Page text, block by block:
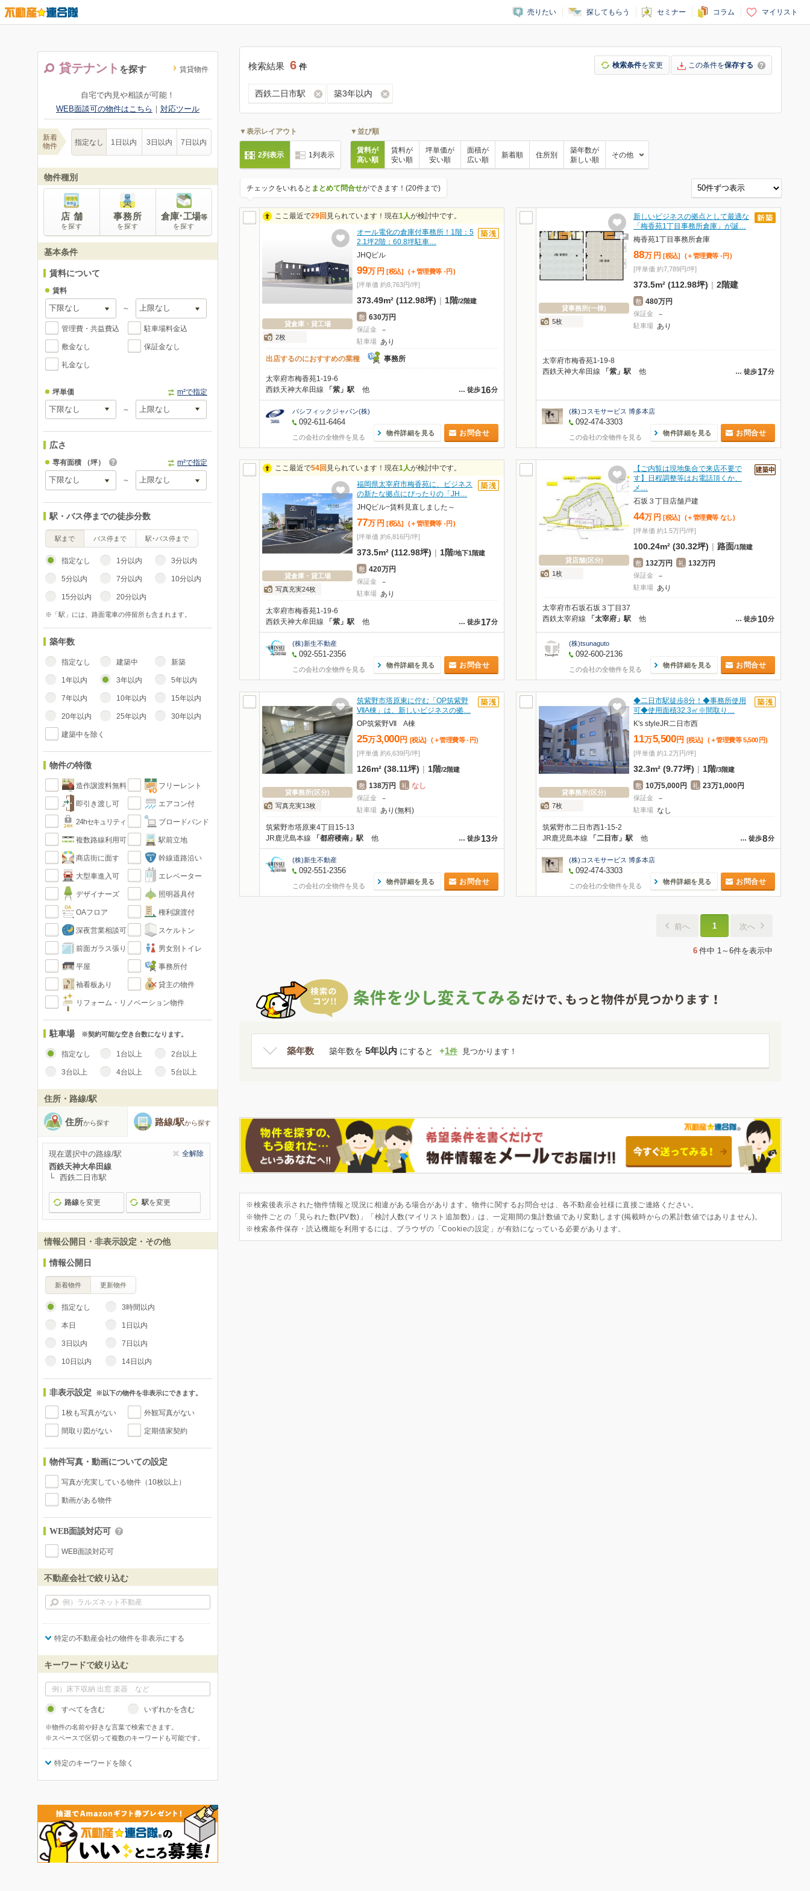
売りたい 探してもらう セミナー コラム マイリスト
貸テナント を探す 賃貸物件
自宅で内見や相談が可能！
WEB面談可の物件はこちら ｜ 対応ツール
新着
物件
指定なし 1日以内 3日以内 7日以内
物件種別
店 舗
を探す
事務所
を探す
倉庫･工場等
を探す
基本条件
賃料について
賃料
～
管理費・共益費込 駐車場料金込
敷金なし 保証金なし
礼金なし
坪単価 m²で指定
～
広さ
専有面積 （坪） m²で指定
～
駅・バス停までの徒歩分数
駅まで バス停まで 駅･バス停まで
指定なし 1分以内 3分以内
5分以内 7分以内 10分以内
15分以内 20分以内
※「駅」には、路面電車の停留所も含まれます。
築年数
指定なし 建築中 新築
1年以内 3年以内 5年以内
7年以内 10年以内 15年以内
20年以内 25年以内 30年以内
建築中を除く
物件の特徴
造作譲渡料無料 フリーレント
即引き渡し可 エアコン付
24hセキュリティ ブロードバンド
複数路線利用可 駅前立地
商店街に面す 幹線道路沿い
大型車進入可 エレベーター
デザイナーズ 照明器具付
OAフロア 権利譲渡付
深夜営業相談可 スケルトン
前面ガラス張り 男女別トイレ
平屋 事務所付
袖看板あり 貸主の物件
リフォーム・リノベーション物件
駐車場 ※契約可能な空き台数になります。
指定なし 1台以上 2台以上
3台以上 4台以上 5台以上
住所・路線/駅
住所から探す 路線/駅から探す
現在選択中の路線/駅 全解除
西鉄天神大牟田線
西鉄二日市駅
路線を変更 駅を変更
情報公開日・非表示設定・その他
情報公開日
新着物件 更新物件
指定なし 3時間以内
本日 1日以内
3日以内 7日以内
10日以内 14日以内
非表示設定 ※以下の物件を非表示にできます。
1枚も写真がない 外観写真がない
間取り図がない 定期借家契約
物件写真・動画についての設定
写真が充実している物件（10枚以上）
動画がある物件
WEB面談対応可
WEB面談対応可
不動産会社で絞り込む
特定の不動産会社の物件を非表示にする
キーワードで絞り込む
すべてを含む いずれかを含む
※物件の名前や好きな言葉で検索できます。
※スペースで区切って複数のキーワードも可能です。
特定のキーワードを除く
検索結果 6 件 検索条件を変更 この条件を保存する
西鉄二日市駅 築3年以内
▼表示レイアウト
2列表示 1列表示
▼並び順
賃料が
高い順
賃料が
安い順
坪単価が
安い順
面積が
広い順
新着順 住所別
築年数が
新しい順
その他
チェックをいれると まとめて問合せができます！(20件まで)
ここ最近で29回 見られています！現在1人が検討中です。
貸倉庫・貸工場
2枚
オール電化の倉庫付事務所！1階：5
2.1坪2階：60.8坪駐車…
JHQビル
99万 円 [税込] (＋管理費等 - 円 )
[坪単価 約8,763円/坪]
373.49m² (112.98坪) | 1階/2階建
敷 630万円
保証金 －
駐車場 あり
出店するのにおすすめの業種
事務所
太宰府市梅香苑1-19-6
… 徒歩16分
西鉄天神大牟田線 「紫」駅 他
パシフィックジャパン(株)
092-611-6464
この会社の全物件を見る
物件詳細を見る お問合せ
貸事務所(一棟)
5枚
新しいビジネスの拠点として最適な
「梅香苑1丁目事務所倉庫」が誕…
梅香苑1丁目事務所倉庫
88万 円 [税込] (＋管理費等 - 円 )
[坪単価 約7,789円/坪]
373.5m² (112.98坪) | 2階建
敷 480万円
保証金 －
駐車場 あり
太宰府市梅香苑1-19-8
… 徒歩17分
西鉄天神大牟田線 「紫」駅 他
(株)コスモサービス 博多本店
092-474-3303
この会社の全物件を見る
物件詳細を見る お問合せ
ここ最近で54回 見られています！現在1人が検討中です。
貸倉庫・貸工場
写真充実24枚
福岡県太宰府市梅香苑に、ビジネス
の新たな拠点にぴったりの「JH…
JHQビル~賃料見直しました～
77万 円 [税込] (＋管理費等 - 円 )
[坪単価 約6,816円/坪]
373.5m² (112.98坪) | 1階/地下1階建
敷 420万円
保証金 －
駐車場 あり
太宰府市梅香苑1-19-6
… 徒歩17分
西鉄天神大牟田線 「紫」駅 他
(株)新生不動産
092-551-2356
この会社の全物件を見る
物件詳細を見る お問合せ
貸店舗(区分)
1枚
【ご内覧は現地集合で来店不要で
す】日程調整等はお電話頂くか、
メ…
石坂３丁目店舗戸建
44万 円 [税込] (＋管理費等 なし)
[坪単価 約1.5万円/坪]
100.24m² (30.32坪) | 路面/1階建
敷 132万円 礼 132万円
保証金 －
駐車場 あり
太宰府市石坂石坂３丁目37
… 徒歩10分
西鉄太宰府線 「太宰府」駅 他
(株)tsunaguto
092-600-2136
この会社の全物件を見る
物件詳細を見る お問合せ
貸事務所(区分)
写真充実13枚
筑紫野市塔原東に佇む「OP筑紫野
ⅦA棟」は、新しいビジネスの拠…
OP筑紫野Ⅶ A棟
25万3,000 円 [税込] (＋管理費等 - 円)
[坪単価 約6,639円/坪]
126m² (38.11坪) | 1階/2階建
敷 138万円 礼 なし
保証金 －
駐車場 あり(無料)
筑紫野市塔原東4丁目15-13
… 徒歩13分
JR鹿児島本線 「都府楼南」駅 他
(株)新生不動産
092-551-2356
この会社の全物件を見る
物件詳細を見る お問合せ
貸事務所(区分)
7枚
◆二日市駅徒歩8分！◆事務所使用
可◆使用面積32.3㎡※間取り…
K's styleJR二日市西
11万5,500 円 [税込] (＋管理費等 5,500 円)
[坪単価 約1.2万円/坪]
32.3m² (9.77坪) | 1階/3階建
敷 10万5,000円 礼 23万1,000円
保証金 －
駐車場 なし
筑紫野市二日市西1-15-2
… 徒歩8分
JR鹿児島本線 「二日市」駅 他
(株)コスモサービス 博多本店
092-474-3303
この会社の全物件を見る
物件詳細を見る お問合せ
前へ 1 次へ
6 件中 1～6件を表示中
築年数 +1件 見つかります！
築年数を 5年以内 にすると
※検索後表示された物件情報と現況に相違がある場合があります。物件に関するお問合せは、各不動産会社様に直接ご連絡ください。
※物件ごとの「見られた数(PV数)」「検討人数(マイリスト追加数)」は、一定期間の集計数値であり変動します(掲載時からの累計数値ではありません)。
※検索条件保存・読込機能を利用するには、ブラウザの「Cookieの設定」が有効になっている必要があります。